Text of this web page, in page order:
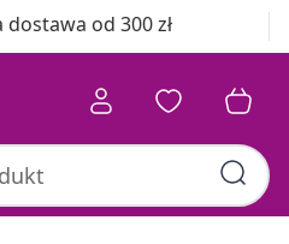
Darmowa dostawa od 300 zł